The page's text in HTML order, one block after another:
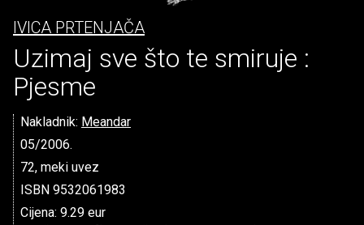
IVICA PRTENJAČA
Uzimaj sve što te smiruje :
Pjesme
Nakladnik: Meandar
05/2006.
72, meki uvez
ISBN 9532061983
Cijena: 9.29 eur